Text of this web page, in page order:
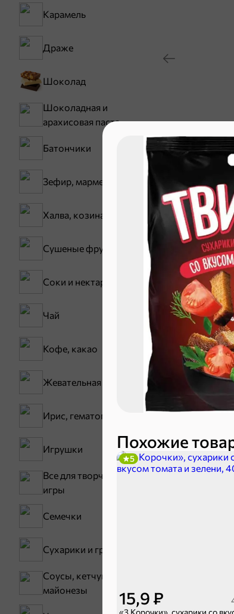
Похожие
15,9 ₽
5
Карамель
Драже
Шоколад
Шоколадная и
арахисовая паста
Батончики
Зефир, мармелад
Халва, козинаки
Сушеные фрукты
Соки и нектары
Чай
Кофе, какао
Жевательная резинка
Ирис, гематоген
Игрушки
Все для творчества,
игры
Семечки
Сухарики и гренки
Соусы, кетчупы,
майонезы
Хиты
30,2 ₽
ХИТ 4,9
Конфеты
Зефир,